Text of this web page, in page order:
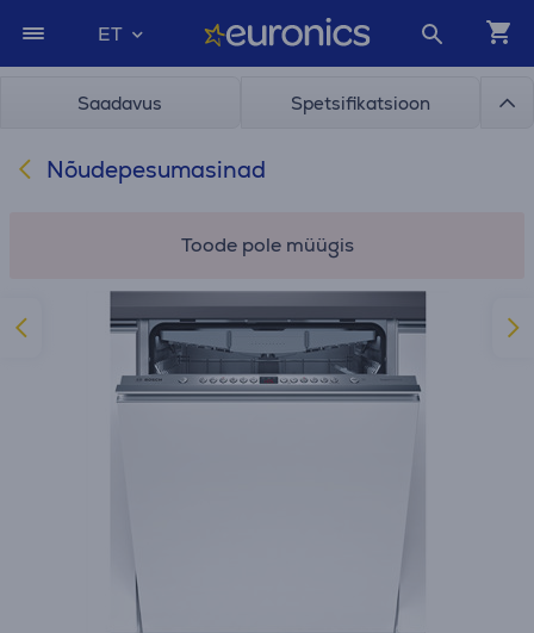
ET
Saadavus Spetsifikatsioon
Nõudepesumasinad
Toode pole müügis